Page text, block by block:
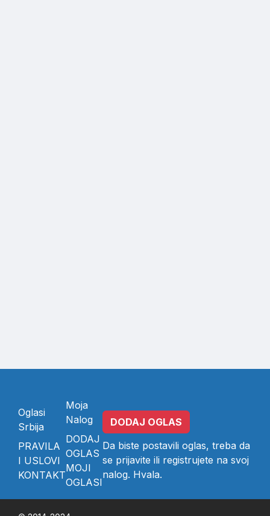
Oglasi
Srbija
PRAVILA
I USLOVI
KONTAKT
Moja
Nalog
DODAJ
OGLAS
MOJI
OGLASI
DODAJ OGLAS
Da biste postavili oglas, treba da
se prijavite ili registrujete na svoj
nalog. Hvala.